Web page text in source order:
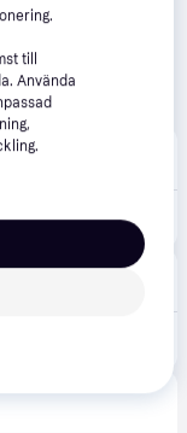
349 kr
till
Använda